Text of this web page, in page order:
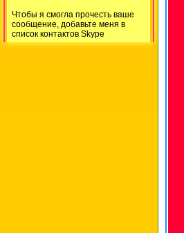
Чтобы я смогла прочесть ваше
сообщение, добавьте меня в
список контактов Skype